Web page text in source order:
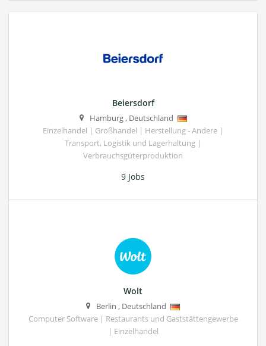
Beiersdorf
Hamburg, Deutschland
Einzelhandel | Großhandel | Herstellung - Andere |
Transport, Logistik und Lagerhaltung |
Verbrauchsgüterproduktion
9 Jobs
Wolt
Berlin , Deutschland
Computer Software | Restaurants und Gaststättengewerbe
| Einzelhandel